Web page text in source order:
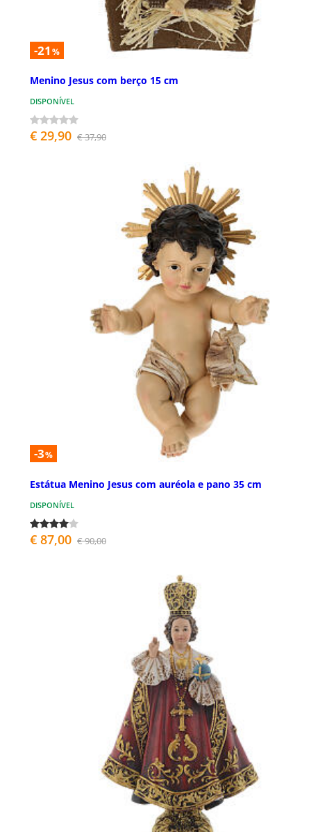
-21 %
Menino Jesus com berço 15 cm
DISPONÍVEL
€ 29,90 € 37,90
-3%
Estátua Menino Jesus com auréola e pano 35 cm
DISPONÍVEL
€ 87,00 € 90,00